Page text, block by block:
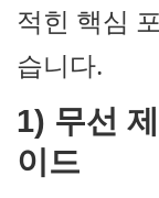
적힌 핵심
습니다.
1) 무선
이드